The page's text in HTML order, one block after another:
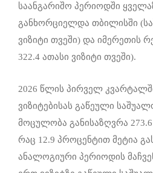
საანგარიშო პერიოდში
განხორციელდა თბილისში
ვიზიტი თვეში) და იმერეთის
322.4 ათასი ვიზიტი თვეში).
2026 წლის პირველ
ვიზიტებისას გაწეული
მოცულობა განისაზღვრა
რაც 12.9 პროცენტით მეტია
ანალოგიური პერიოდის